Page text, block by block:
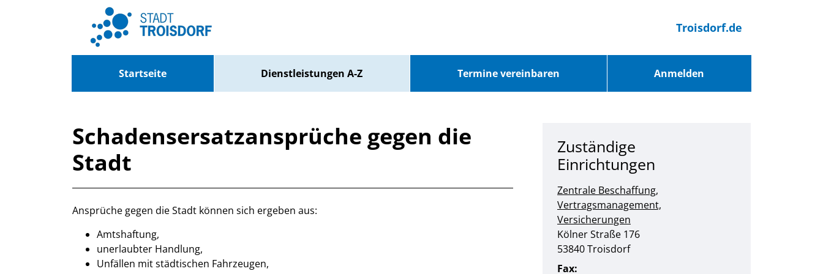
Zum Hauptinhalt springen
Troisdorf.de
Startseite Dienstleistungen A-Z Termine vereinbaren Anmelden
Schadensersatzansprüche gegen die
Stadt
Beschreibung
Ansprüche gegen die Stadt können sich ergeben aus:
Amtshaftung,
unerlaubter Handlung,
Unfällen mit städtischen Fahrzeugen,
Zuständige
Einrichtungen
Zentrale Beschaffung,
Vertragsmanagement,
Versicherungen
Straße:
Kölner Straße Hausnummer:
176
PLZ:
53840Ort:
Troisdorf
Fax: